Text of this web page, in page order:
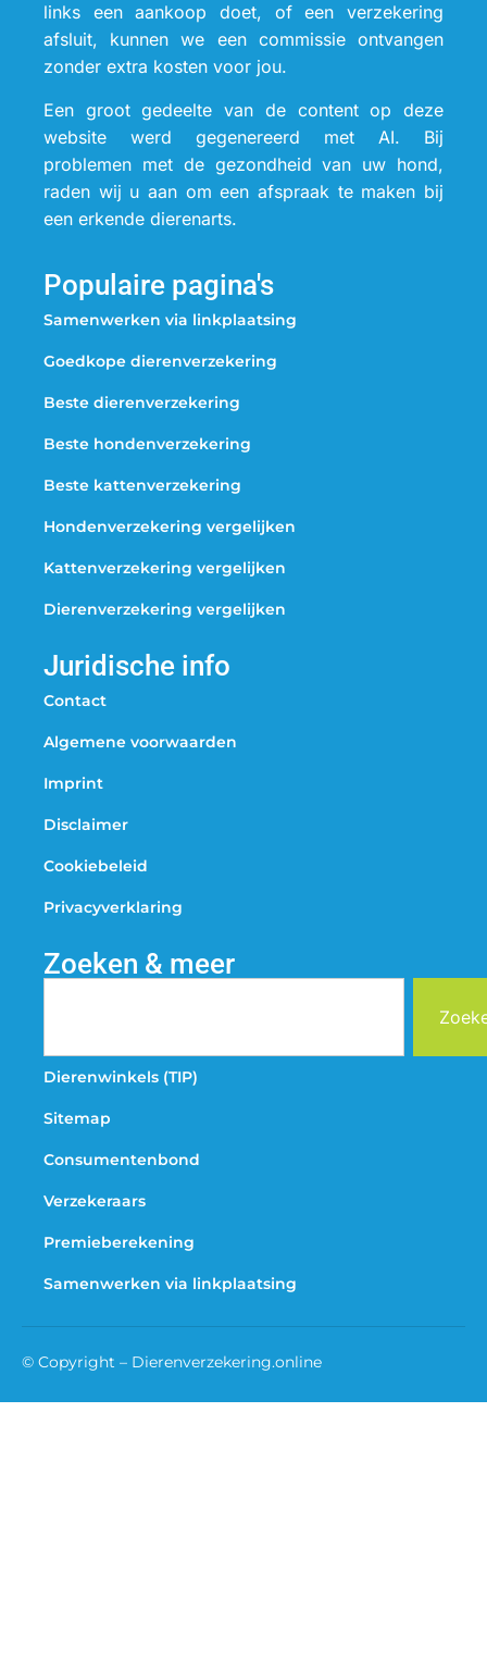
links een aankoop doet, of een verzekering
afsluit, kunnen we een commissie ontvangen
zonder extra kosten voor jou.
Een groot gedeelte van de content op deze
website werd gegenereerd met AI. Bij
problemen met de gezondheid van uw hond,
raden wij u aan om een afspraak te maken bij
een erkende dierenarts.
Populaire pagina's
Samenwerken via linkplaatsing
Goedkope dierenverzekering
Beste dierenverzekering
Beste hondenverzekering
Beste kattenverzekering
Hondenverzekering vergelijken
Kattenverzekering vergelijken
Dierenverzekering vergelijken
Juridische info
Contact
Algemene voorwaarden
Imprint
Disclaimer
Cookiebeleid
Privacyverklaring
Zoeken & meer
Dierenwinkels (TIP)
Sitemap
Consumentenbond
Verzekeraars
Premieberekening
Samenwerken via linkplaatsing
© Copyright – Dierenverzekering.online